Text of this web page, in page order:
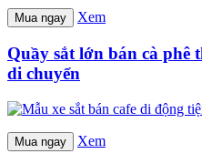
Mua ngay Xem
Quầy sắt lớn bán cà phê
di chuyển
Mua ngay Xem